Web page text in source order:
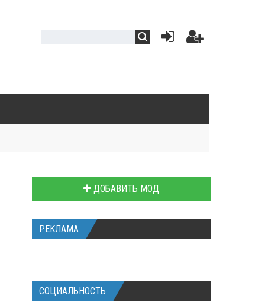
ДОБАВИТЬ МОД
РЕКЛАМА
СОЦИАЛЬНОСТЬ